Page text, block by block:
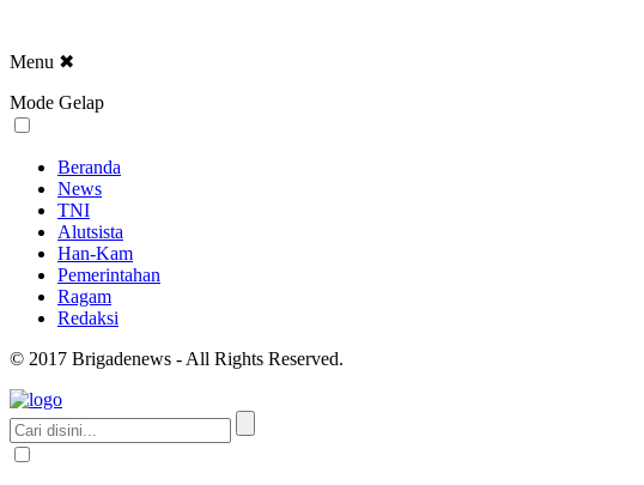
Menu ✖
Mode Gelap
Beranda
News
TNI
Alutsista
Han-Kam
Pemerintahan
Ragam
Redaksi
© 2017 Brigadenews - All Rights Reserved.